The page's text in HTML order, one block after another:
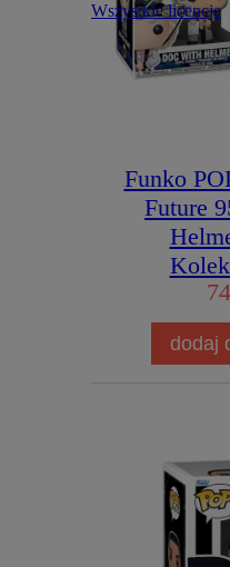
Wszystkie licencje
Funko
Future
dodaj